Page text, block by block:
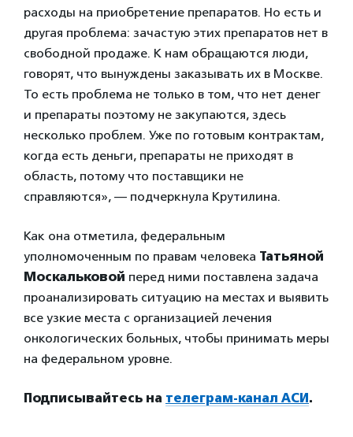
расходы на приобретение препаратов. Но есть и
другая проблема: зачастую этих препаратов нет в
свободной продаже. К нам обращаются люди,
говорят, что вынуждены заказывать их в Москве.
То есть проблема не только в том, что нет денег
и препараты поэтому не закупаются, здесь
несколько проблем. Уже по готовым контрактам,
когда есть деньги, препараты не приходят в
область, потому что поставщики не
справляются», — подчеркнула Крутилина.
Как она отметила, федеральным
уполномоченным по правам человека Татьяной
Москальковой перед ними поставлена задача
проанализировать ситуацию на местах и выявить
все узкие места с организацией лечения
онкологических больных, чтобы принимать меры
на федеральном уровне.
Подписывайтесь на телеграм-канал АСИ.